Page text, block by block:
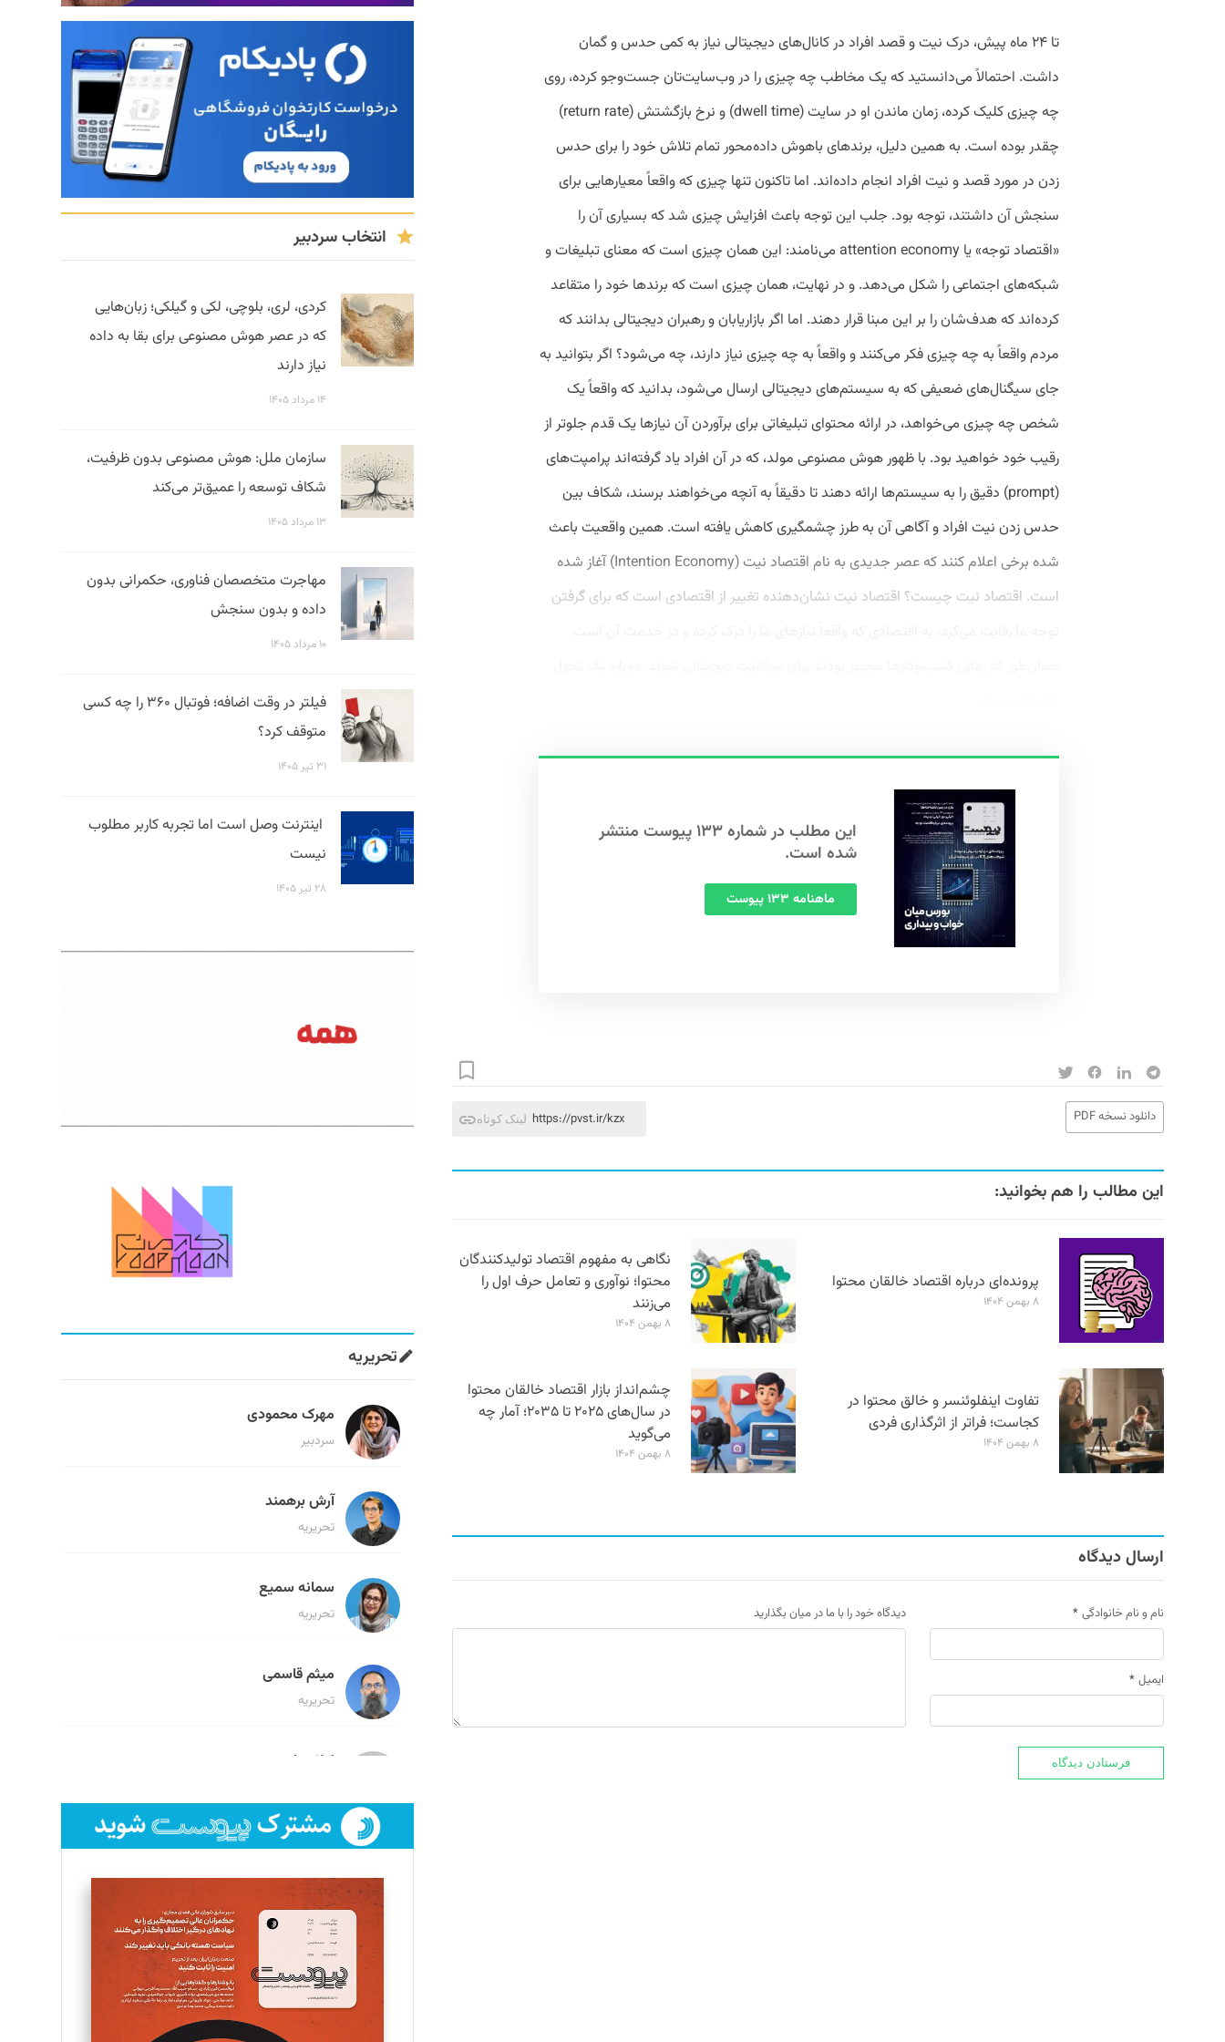
تا ۲۴ ماه پیش، درک نیت و قصد افراد در کانال‌های دیجیتالی نیاز به کمی حدس و گمان
داشت. احتمالاً می‌دانستید که یک مخاطب چه چیزی را در وب‌سایت‌تان جست‌وجو کرده، روی
چه چیزی کلیک کرده، زمان ماندن او در سایت (dwell time) و نرخ بازگشتش (return rate)
چقدر بوده است. به همین دلیل، برندهای باهوش داده‌محور تمام تلاش خود را برای حدس
زدن در مورد قصد و نیت افراد انجام داده‌اند. اما تاکنون تنها چیزی که واقعاً معیارهایی برای
سنجش آن داشتند، توجه بود. جلب این توجه باعث افزایش چیزی شد که بسیاری آن را
«اقتصاد توجه» یا attention economy می‌نامند: این همان چیزی است که معنای تبلیغات و
شبکه‌های اجتماعی را شکل می‌دهد. و در نهایت، همان چیزی است که برندها خود را متقاعد
کرده‌اند که هدف‌شان را بر این مبنا قرار دهند. اما اگر بازاریابان و رهبران دیجیتالی بدانند که
مردم واقعاً به چه چیزی فکر می‌کنند و واقعاً به چه چیزی نیاز دارند، چه می‌شود؟ اگر بتوانید به
جای سیگنال‌های ضعیفی که به سیستم‌های دیجیتالی ارسال می‌شود، بدانید که واقعاً یک
شخص چه چیزی می‌خواهد، در ارائه محتوای تبلیغاتی برای برآوردن آن نیازها یک قدم جلوتر از
رقیب خود خواهید بود. با ظهور هوش مصنوعی مولد، که در آن افراد یاد گرفته‌اند پرامپت‌های
(prompt) دقیق را به سیستم‌ها ارائه دهند تا دقیقاً به آنچه می‌خواهند برسند، شکاف بین
حدس زدن نیت افراد و آگاهی آن به‌ طرز چشمگیری کاهش یافته است. همین واقعیت باعث
شده برخی اعلام کنند که عصر جدیدی به نام اقتصاد نیت (Intention Economy) آغاز شده
است. اقتصاد نیت چیست؟ اقتصاد نیت نشان‌دهنده تغییر از اقتصادی است که برای گرفتن
این مطلب در شماره ۱۳۳ پیوست منتشر
شده است.
ماهنامه ۱۳۳ پیوست
دانلود نسخه PDF لینک کوتاه https://pvst.ir/kzx
این مطالب را هم بخوانید:
پرونده‌ای درباره اقتصاد خالقان محتوا
۸ بهمن ۱۴۰۴
نگاهی به مفهوم اقتصاد تولیدکنندگان
محتوا؛ نوآوری و تعامل حرف اول را
می‌زنند
۸ بهمن ۱۴۰۴
تفاوت اینفلوئنسر و خالق محتوا در
کجاست؛ فراتر از اثرگذاری فردی
۸ بهمن ۱۴۰۴
چشم‌انداز بازار اقتصاد خالقان محتوا
در سال‌های ۲۰۲۵ تا ۲۰۳۵؛ آمار چه
می‌گوید
۸ بهمن ۱۴۰۴
ارسال دیدگاه
نام و نام خانوادگی *
ایمیل *
دیدگاه خود را با ما در میان بگذارید
انتخاب سردبیر
کردی، لری، بلوچی، لکی و گیلکی؛ زبان‌هایی
که در عصر هوش مصنوعی برای بقا به داده
نیاز دارند
۱۴ مرداد ۱۴۰۵
سازمان ملل: هوش مصنوعی بدون ظرفیت،
شکاف توسعه را عمیق‌تر می‌کند
۱۳ مرداد ۱۴۰۵
مهاجرت متخصصان فناوری، حکمرانی بدون
داده و بدون سنجش
۱۰ مرداد ۱۴۰۵
فیلتر در وقت اضافه؛ فوتبال ۳۶۰ را چه کسی
متوقف کرد؟
۳۱ تیر ۱۴۰۵
اینترنت وصل است اما تجربه کاربر مطلوب
نیست
۲۸ تیر ۱۴۰۵
تحریریه
مهرک محمودی
سردبیر
آرش برهمند
تحریریه
سمانه سمیع
تحریریه
میثم قاسمی
تحریریه
لیلا حنارود
فائزه فتحی رستمی
تحریریه
سروش کرمیان
تحریریه
مینا پاکدل